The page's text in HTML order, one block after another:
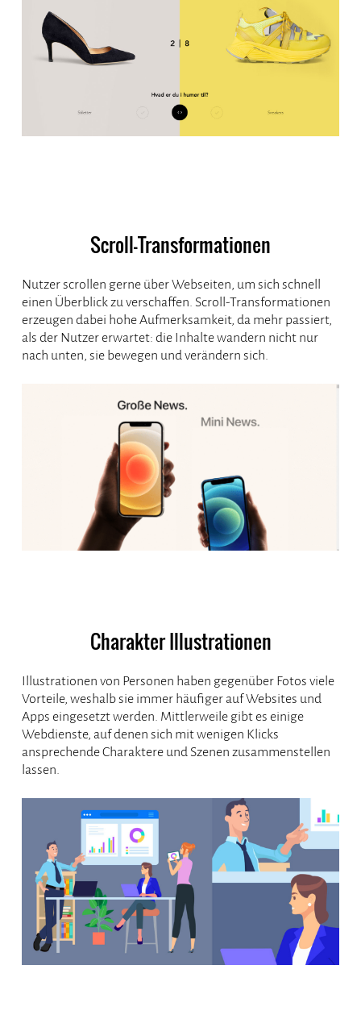
Scroll-Transformationen
Nutzer scrollen gerne über Webseiten, um sich schnell
einen Überblick zu verschaffen. Scroll-Transformationen
erzeugen dabei hohe Aufmerksamkeit, da mehr passiert,
als der Nutzer erwartet: die Inhalte wandern nicht nur
nach unten, sie bewegen und verändern sich.
Charakter Illustrationen
Illustrationen von Personen haben gegenüber Fotos viele
Vorteile, weshalb sie immer häufiger auf Websites und
Apps eingesetzt werden. Mittlerweile gibt es einige
Webdienste, auf denen sich mit wenigen Klicks
ansprechende Charaktere und Szenen zusammenstellen
lassen.